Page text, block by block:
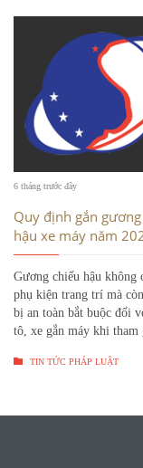
6 tháng trước đây
Quy định gắn
hậu xe máy năm
Gương chiếu hậu không
phụ kiện trang trí mà
bị an toàn bắt buộc đối
tô, xe gắn máy khi tham
 TIN TỨC PHÁP LUẬT